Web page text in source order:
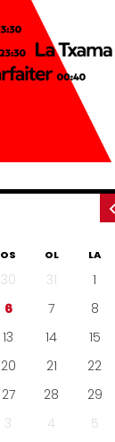
OS OL LA
30 31 1
6 7 8
13 14 15
20 21 22
27 28 29
3 4 5